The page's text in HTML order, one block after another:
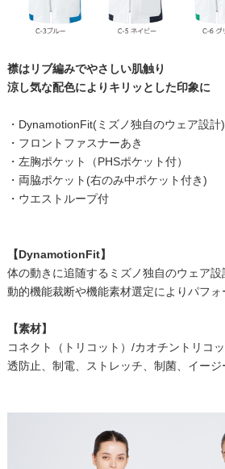
襟はリブ編みでやさしい肌触り
涼し気な配色によりキリッとした印象に
・DynamotionFit(ミズノ独自のウェア設計)
・フロントファスナーあき
・左胸ポケット（PHSポケット付）
・両脇ポケット(右のみ中ポケット付き)
・ウエストループ付
【DynamotionFit】
体の動きに追随するミズノ独自のウェア設
動的機能裁断や機能素材選定によりパフォ
【素材】
コネクト（トリコット）/カオチントリコ
透防止、制電、ストレッチ、制菌、イー